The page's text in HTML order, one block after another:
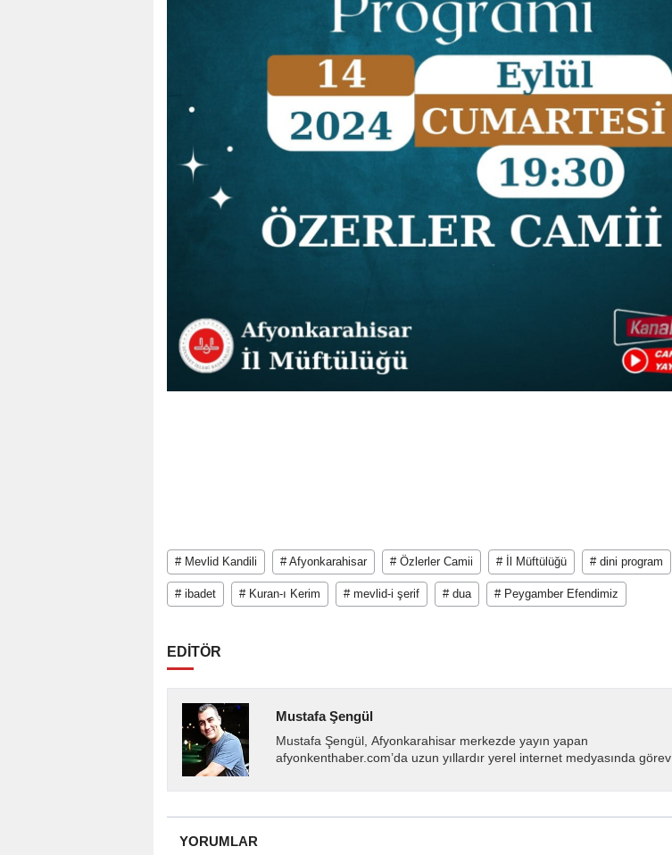
# Mevlid Kandili # Afyonkarahisar # Özlerler Camii # İl Müftülüğü # dini program
# ibadet # Kuran-ı Kerim # mevlid-i şerif # dua # Peygamber Efendimiz
EDİTÖR
Mustafa Şengül
Mustafa Şengül, Afyonkarahisar merkezde yayın yapan
afyonkenthaber.com’da uzun yıllardır yerel internet medyasında görev
YORUMLAR